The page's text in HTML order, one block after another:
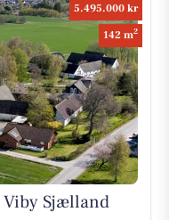
5.495.000 kr
142 m2
Viby Sjælland